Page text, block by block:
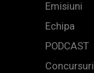
Emisiuni
Echipa
PODCAST
Concursuri